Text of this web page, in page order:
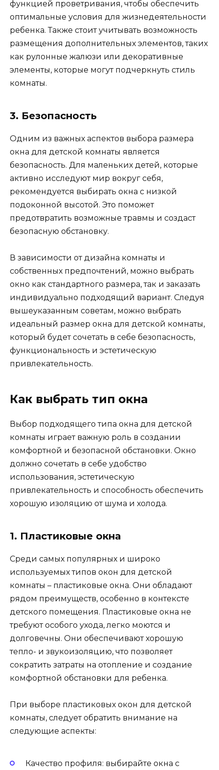
функцией проветривания, чтобы обеспечить
оптимальные условия для жизнедеятельности
ребенка. Также стоит учитывать возможность
размещения дополнительных элементов, таких
как рулонные жалюзи или декоративные
элементы, которые могут подчеркнуть стиль
комнаты.
3. Безопасность
Одним из важных аспектов выбора размера
окна для детской комнаты является
безопасность. Для маленьких детей, которые
активно исследуют мир вокруг себя,
рекомендуется выбирать окна с низкой
подоконной высотой. Это поможет
предотвратить возможные травмы и создаст
безопасную обстановку.
В зависимости от дизайна комнаты и
собственных предпочтений, можно выбрать
окно как стандартного размера, так и заказать
индивидуально подходящий вариант. Следуя
вышеуказанным советам, можно выбрать
идеальный размер окна для детской комнаты,
который будет сочетать в себе безопасность,
функциональность и эстетическую
привлекательность.
Как выбрать тип окна
Выбор подходящего типа окна для детской
комнаты играет важную роль в создании
комфортной и безопасной обстановки. Окно
должно сочетать в себе удобство
использования, эстетическую
привлекательность и способность обеспечить
хорошую изоляцию от шума и холода.
1. Пластиковые окна
Среди самых популярных и широко
используемых типов окон для детской
комнаты – пластиковые окна. Они обладают
рядом преимуществ, особенно в контексте
детского помещения. Пластиковые окна не
требуют особого ухода, легко моются и
долговечны. Они обеспечивают хорошую
тепло- и звукоизоляцию, что позволяет
сократить затраты на отопление и создание
комфортной обстановки для ребенка.
При выборе пластиковых окон для детской
комнаты, следует обратить внимание на
следующие аспекты:
Качество профиля: выбирайте окна с